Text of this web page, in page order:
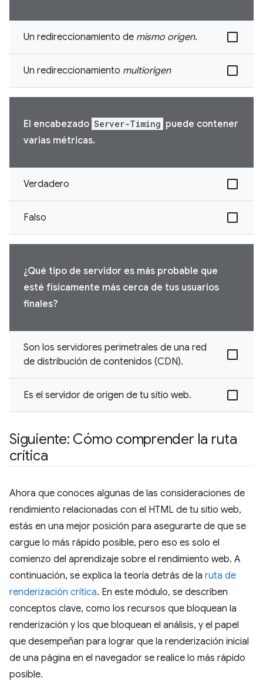
Un redireccionamiento de mismo origen.
Un redireccionamiento multiorigen
El encabezado Server-Timing puede contener
varias métricas.
Verdadero
Falso
¿Qué tipo de servidor es más probable que
esté físicamente más cerca de tus usuarios
finales?
Son los servidores perimetrales de una red
de distribución de contenidos (CDN).
Es el servidor de origen de tu sitio web.
Siguiente: Cómo comprender la ruta
crítica
Ahora que conoces algunas de las consideraciones de
rendimiento relacionadas con el HTML de tu sitio web,
estás en una mejor posición para asegurarte de que se
cargue lo más rápido posible, pero eso es solo el
comienzo del aprendizaje sobre el rendimiento web. A
continuación, se explica la teoría detrás de la ruta de
renderización crítica. En este módulo, se describen
conceptos clave, como los recursos que bloquean la
renderización y los que bloquean el análisis, y el papel
que desempeñan para lograr que la renderización inicial
de una página en el navegador se realice lo más rápido
posible.